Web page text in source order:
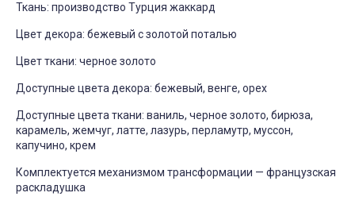
Ткань: производство Турция жаккард
Цвет декора: бежевый с золотой поталью
Цвет ткани: черное золото
Доступные цвета декора: бежевый, венге, орех
Доступные цвета ткани: ваниль, черное золото, бирюза,
карамель, жемчуг, латте, лазурь, перламутр, муссон,
капучино, крем
Комплектуется механизмом трансформации — французская
раскладушка